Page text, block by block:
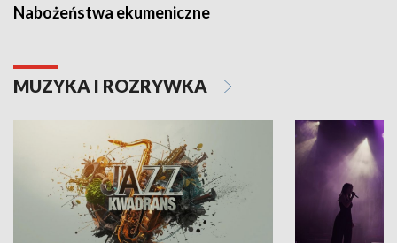
Nabożeństwa ekumeniczne
MUZYKA I ROZRYWKA